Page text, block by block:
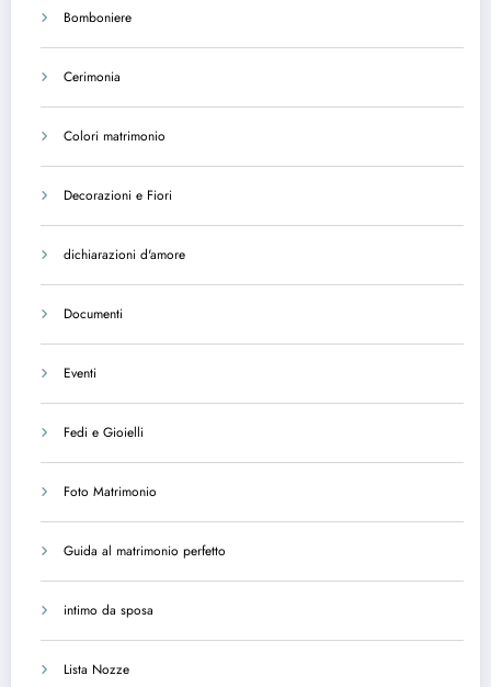
Bomboniere
Cerimonia
Colori matrimonio
Decorazioni e Fiori
dichiarazioni d'amore
Documenti
Eventi
Fedi e Gioielli
Foto Matrimonio
Guida al matrimonio perfetto
intimo da sposa
Lista Nozze